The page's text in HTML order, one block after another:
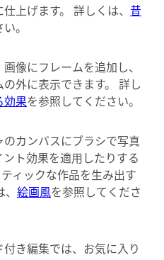
上げます。 詳しくは、 昔
。
画像にフレームを追加し、
外に表示できます。 詳し
効果を参照してください。
カンバスにブラシで写真
ト効果を適用したりする
ィックな作品を生み出す
絵画風を参照してくださ
付き編集では、お気に入り